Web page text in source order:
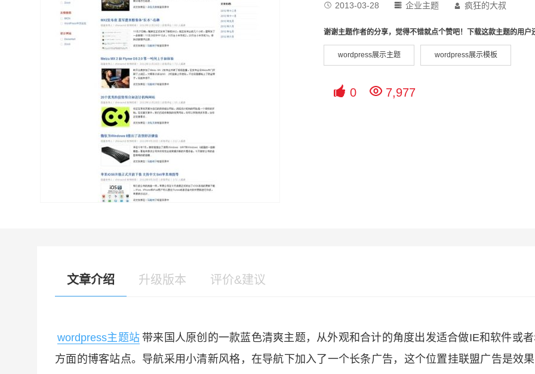
 2013-03-28  企业主题  疯狂的大叔
谢谢主题作者的分享，觉得不错就点个赞吧！下载这款主题的用户
wordpress展示主题 wordpress展示模板
 0  7,977
文章介绍 升级版本 评价&建议
wordpress主题站 带来国人原创的一款蓝色清爽主题，从外观和合计的角度出发适合做IE和软件或
方面的博客站点。导航采用小清新风格，在导航下加入了一个长条广告，这个位置挂联盟广告是效